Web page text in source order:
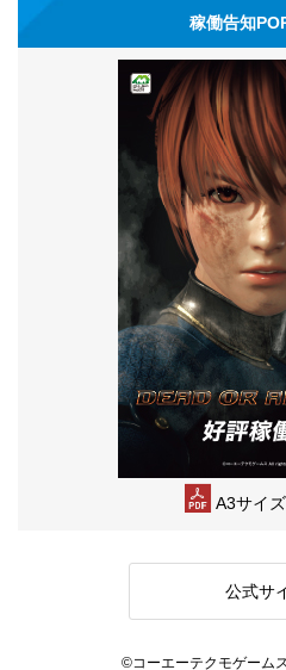
稼働告知
A3サイ
公式サ
©コーエーテクモゲーム